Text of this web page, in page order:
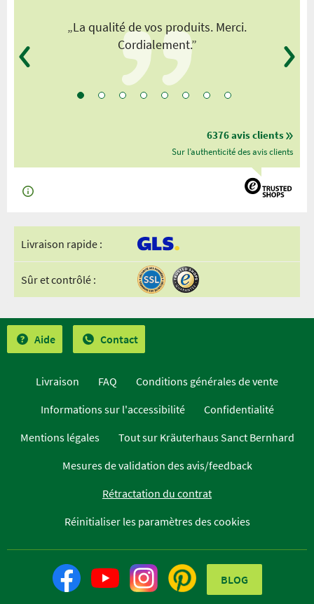
„La qualité de vos produits. Merci.
Cordialement.”
6376 avis clients
Sur l’authenticité des avis clients
Livraison rapide :
Sûr et contrôlé :
Aide Contact
Livraison FAQ
Conditions générales de vente
Informations sur l'accessibilité
Confidentialité
Mentions légales
Tout sur Kräuterhaus Sanct Bernhard
Mesures de validation des avis/feedback
Rétractation du contrat
Réinitialiser les paramètres des cookies
BLOG